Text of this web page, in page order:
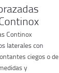
Continox
laterales con
ciegos o de
y